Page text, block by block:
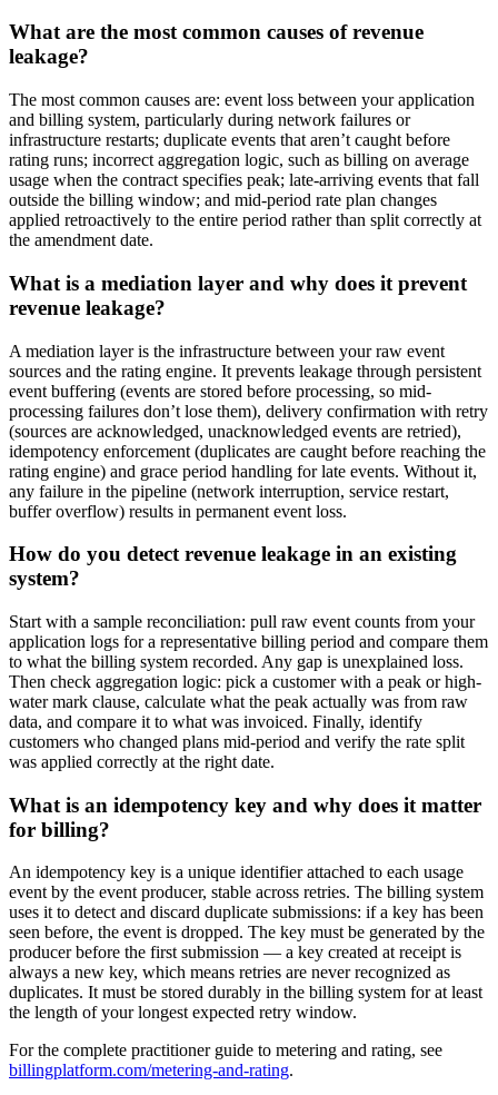
What are the most common causes of revenue
leakage?
The most common causes are: event loss between your application
and billing system, particularly during network failures or
infrastructure restarts; duplicate events that aren’t caught before
rating runs; incorrect aggregation logic, such as billing on average
usage when the contract specifies peak; late-arriving events that fall
outside the billing window; and mid-period rate plan changes
applied retroactively to the entire period rather than split correctly at
the amendment date.
What is a mediation layer and why does it prevent
revenue leakage?
A mediation layer is the infrastructure between your raw event
sources and the rating engine. It prevents leakage through persistent
event buffering (events are stored before processing, so mid-
processing failures don’t lose them), delivery confirmation with retry
(sources are acknowledged, unacknowledged events are retried),
idempotency enforcement (duplicates are caught before reaching the
rating engine) and grace period handling for late events. Without it,
any failure in the pipeline (network interruption, service restart,
buffer overflow) results in permanent event loss.
How do you detect revenue leakage in an existing
system?
Start with a sample reconciliation: pull raw event counts from your
application logs for a representative billing period and compare them
to what the billing system recorded. Any gap is unexplained loss.
Then check aggregation logic: pick a customer with a peak or high-
water mark clause, calculate what the peak actually was from raw
data, and compare it to what was invoiced. Finally, identify
customers who changed plans mid-period and verify the rate split
was applied correctly at the right date.
What is an idempotency key and why does it matter
for billing?
An idempotency key is a unique identifier attached to each usage
event by the event producer, stable across retries. The billing system
uses it to detect and discard duplicate submissions: if a key has been
seen before, the event is dropped. The key must be generated by the
producer before the first submission — a key created at receipt is
always a new key, which means retries are never recognized as
duplicates. It must be stored durably in the billing system for at least
the length of your longest expected retry window.
For the complete practitioner guide to metering and rating, see
billingplatform.com/metering-and-rating.